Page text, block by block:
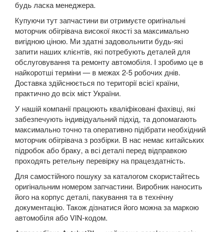
Atlas Cross Sport
Amarok (2H)
Beetle (A5)
New Beetle (9C1)
New Beetle (5C1)
New Beetle Cabrio (1Y7)
Caddy IV
Eos (1F7, 1F8)
FOX (5Z1)
Golf V (1K1)
Golf V Variant (1K5)
будь ласка менеджера.
Купуючи тут запчастини ви отримуєте оригінальні
моторчик обігрівача високої якості за максимально
вигідною ціною. Ми здатні задовольнити будь-які
запити наших клієнтів, які потребують деталей для
обслуговування та ремонту автомобіля. І зробимо це в
найкоротші терміни — в межах 2-5 робочих днів.
Доставка здійснюється по території всієї країни,
практично до всіх міст України.
У нашій компанії працюють кваліфіковані фахівці, які
забезпечують індивідуальний підхід, та допомагають
максимально точно та оперативно підібрати необхідний
моторчик обігрівача з розбірки. В нас немає китайських
підробок або браку, а всі деталі перед відправкою
проходять ретельну перевірку на працездатність.
Для самостійного пошуку за каталогом скористайтесь
оригінальним номером запчастини. Виробник наносить
його на корпус деталі, пакування та в технічну
документацію. Також дізнатися його можна за маркою
автомобіля або VIN-кодом.